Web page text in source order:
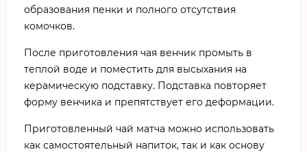
образования пенки и полного отсутствия
комочков.
После приготовления чая венчик промыть в
теплой воде и поместить для высыхания на
керамическую подставку. Подставка повторяет
форму венчика и препятствует его деформации.
Приготовленный чай матча можно использовать
как самостоятельный напиток, так и как основу